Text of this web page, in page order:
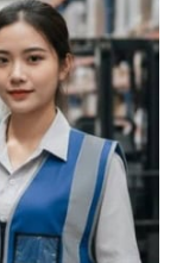
năng động
bảo trì
và an toàn
áo gile hiện đại,
và công trình,